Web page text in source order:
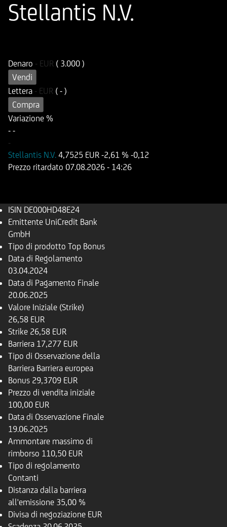
Stellantis N.V.
Denaro - EUR ( 3.000 )
Vendi
Lettera - EUR ( - )
Compra
Variazione %
- -
-
Stellantis N.V. 4,7525 EUR -2,61 % -0,12
Prezzo ritardato 07.08.2026 - 14:26
ISIN DE000HD48E24
Emittente UniCredit Bank
GmbH
Tipo di prodotto Top Bonus
Data di Regolamento
03.04.2024
Data di Pagamento Finale
20.06.2025
Valore Iniziale (Strike)
26,58 EUR
Strike 26,58 EUR
Barriera 17,277 EUR
Tipo di Osservazione della
Barriera Barriera europea
Bonus 29,3709 EUR
Prezzo di vendita iniziale
100,00 EUR
Data di Osservazione Finale
19.06.2025
Ammontare massimo di
rimborso 110,50 EUR
Tipo di regolamento
Contanti
Distanza dalla barriera
all'emissione 35,00 %
Divisa di negoziazione EUR